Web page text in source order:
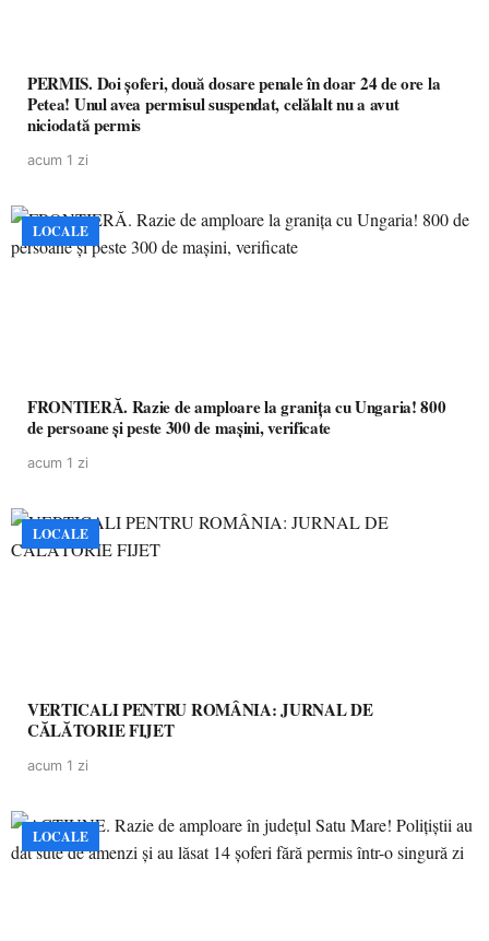
PERMIS. Doi șoferi, două dosare penale în doar 24 de ore la
Petea! Unul avea permisul suspendat, celălalt nu a avut
niciodată permis
acum 1 zi
LOCALE
FRONTIERĂ. Razie de amploare la granița cu Ungaria! 800
de persoane și peste 300 de mașini, verificate
acum 1 zi
LOCALE
VERTICALI PENTRU ROMÂNIA: JURNAL DE
CĂLĂTORIE FIJET
acum 1 zi
LOCALE